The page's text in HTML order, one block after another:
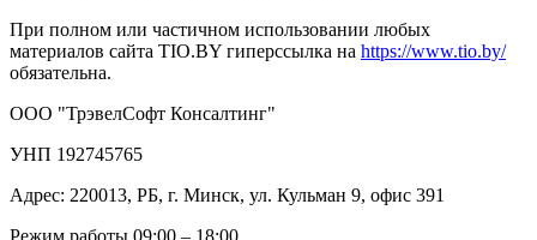
При полном или частичном использовании любых
материалов сайта TIO.BY гиперссылка на https://www.tio.by/
обязательна.
ООО "ТрэвелСофт Консалтинг"
УНП 192745765
Адрес: 220013, РБ, г. Минск, ул. Кульман 9, офис 391
Режим работы 09:00 – 18:00